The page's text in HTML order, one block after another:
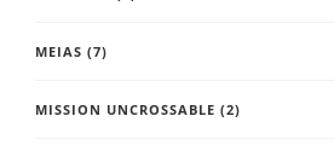
MEIAS (7)
MISSION UNCROSSABLE (2)